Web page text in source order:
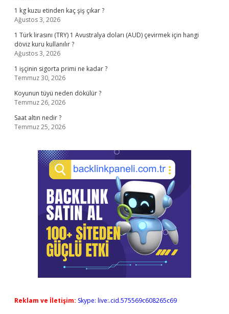
1 kg kuzu etinden kaç şiş çıkar ?
Ağustos 3, 2026
1 Türk lirasını (TRY) 1 Avustralya doları (AUD) çevirmek için hangi
döviz kuru kullanılır ?
Ağustos 3, 2026
1 işçinin sigorta primi ne kadar ?
Temmuz 30, 2026
Koyunun tüyü neden dökülür ?
Temmuz 26, 2026
Saat altın nedir ?
Temmuz 25, 2026
Reklam ve İletişim: Skype: live:.cid.575569c608265c69